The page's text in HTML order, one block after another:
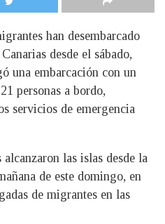
han desembarcado
desde el sábado,
una embarcación con un
personas a bordo,
servicios de emergencia
las islas desde la
de este domingo, en
de migrantes en las